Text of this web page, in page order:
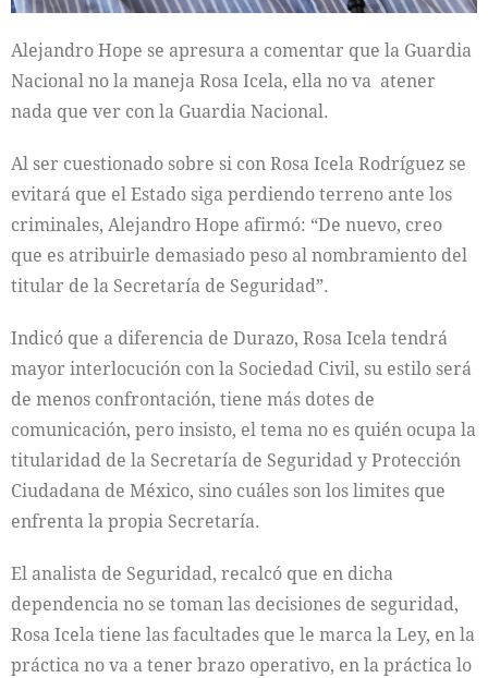
Alejandro Hope se apresura a comentar que la Guardia
Nacional no la maneja Rosa Icela, ella no va atener
nada que ver con la Guardia Nacional.
Al ser cuestionado sobre si con Rosa Icela Rodríguez se
evitará que el Estado siga perdiendo terreno ante los
criminales, Alejandro Hope afirmó: “De nuevo, creo
que es atribuirle demasiado peso al nombramiento del
titular de la Secretaría de Seguridad”.
Indicó que a diferencia de Durazo, Rosa Icela tendrá
mayor interlocución con la Sociedad Civil, su estilo será
de menos confrontación, tiene más dotes de
comunicación, pero insisto, el tema no es quién ocupa la
titularidad de la Secretaría de Seguridad y Protección
Ciudadana de México, sino cuáles son los limites que
enfrenta la propia Secretaría.
El analista de Seguridad, recalcó que en dicha
dependencia no se toman las decisiones de seguridad,
Rosa Icela tiene las facultades que le marca la Ley, en la
práctica no va a tener brazo operativo, en la práctica lo